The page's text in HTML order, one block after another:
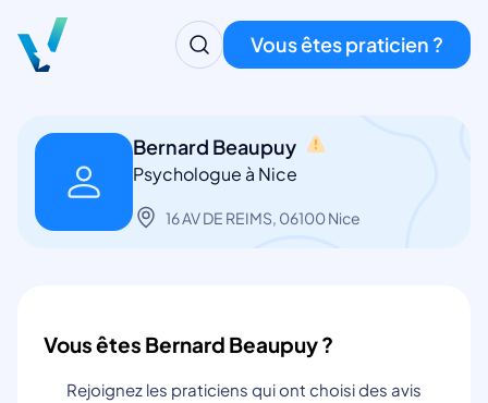
Vous êtes praticien ?
Bernard Beaupuy
Psychologue à Nice
16 AV DE REIMS, 06100 Nice
Vous êtes Bernard Beaupuy ?
Rejoignez les praticiens qui ont choisi des avis